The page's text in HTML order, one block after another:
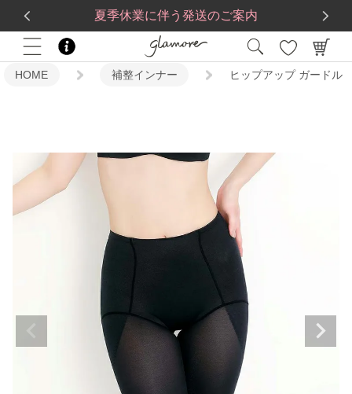
夏季休業に伴う発送のご案内
送料一律560円5,500 円(税込)以上で送料無料
HOME 補整インナー ヒップアップ ガードル